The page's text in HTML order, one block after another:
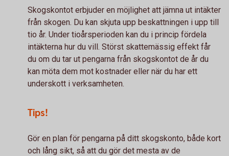
Skogskontot erbjuder en möjlighet att jämna ut intäkter
från skogen. Du kan skjuta upp beskattningen i upp till
tio år. Under tioårsperioden kan du i princip fördela
intäkterna hur du vill. Störst skattemässig effekt får
du om du tar ut pengarna från skogskontot de år du
kan möta dem mot kostnader eller när du har ett
underskott i verksamheten.
Tips!
Gör en plan för pengarna på ditt skogskonto, både kort
och lång sikt, så att du gör det mesta av de